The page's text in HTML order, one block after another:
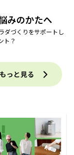
みのかたへ
ダづくりをサポートし
ト？
っと見る